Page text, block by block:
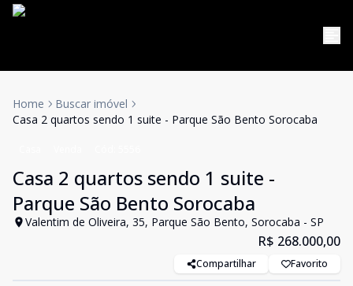
Home
Buscar imóvel
Casa 2 quartos sendo 1 suite - Parque São Bento Sorocaba
Casa 2 quartos sendo 1 suite -
Parque São Bento Sorocaba
Valentim de Oliveira, 35, Parque São Bento, Sorocaba - SP
R$ 268.000,00
Compartilhar Favorito